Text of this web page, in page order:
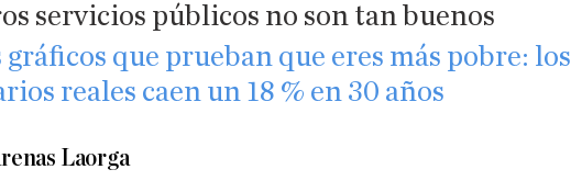
servicios públicos no son tan buenos
gráficos que prueban que eres más pobre: los
reales caen un 18 % en 30 años
Laorga